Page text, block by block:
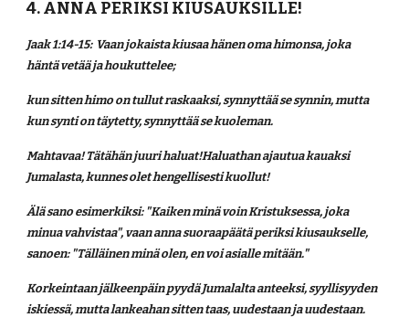
4. ANNA PERIKSI KIUSAUKSILLE!
Jaak 1:14-15:  Vaan jokaista kiusaa hänen oma himonsa, joka
häntä vetää ja houkuttelee;
kun sitten himo on tullut raskaaksi, synnyttää se synnin, mutta
kun synti on täytetty, synnyttää se kuoleman.
Mahtavaa! Tätähän juuri haluat!Haluathan ajautua kauaksi
Jumalasta, kunnes olet hengellisesti kuollut!
Älä sano esimerkiksi: "Kaiken minä voin Kristuksessa, joka
minua vahvistaa", vaan anna suoraapäätä periksi kiusaukselle,
sanoen: "Tälläinen minä olen, en voi asialle mitään."
Korkeintaan jälkeenpäin pyydä Jumalalta anteeksi, syyllisyyden
iskiessä, mutta lankeahan sitten taas, uudestaan ja uudestaan.